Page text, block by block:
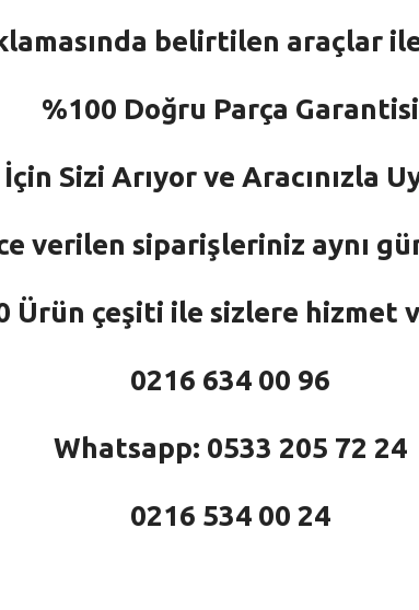
belirtilen araçlar
%100 Doğru Parça Garantisi
Sizi Arıyor ve Aracınızla
verilen siparişleriniz aynı
Ürün çeşiti ile sizlere hizmet
0216 634 00 96
Whatsapp: 0533 205 72 24
0216 534 00 24